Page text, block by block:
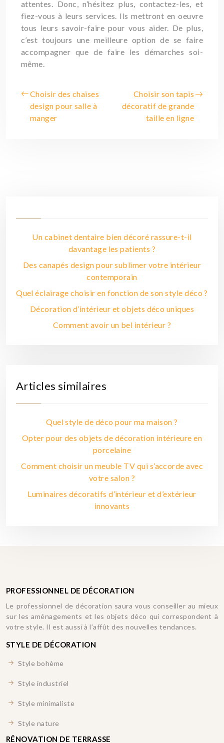
attentes. Donc, n’hésitez plus, contactez-les, et
fiez-vous à leurs services. Ils mettront en oeuvre
tous leurs savoir-faire pour vous aider. De plus,
c’est toujours une meilleure option de se faire
accompagner que de faire les démarches soi-
même.
Choisir des chaises
design pour salle à
manger
Choisir son tapis
décoratif de grande
taille en ligne
Un cabinet dentaire bien décoré rassure-t-il
davantage les patients ?
Des canapés design pour sublimer votre intérieur
contemporain
Quel éclairage choisir en fonction de son style déco ?
Décoration d’intérieur et objets déco uniques
Comment avoir un bel intérieur ?
Articles similaires
Quel style de déco pour ma maison ?
Opter pour des objets de décoration intérieure en
porcelaine
Comment choisir un meuble TV qui s’accorde avec
votre salon ?
Luminaires décoratifs d’intérieur et d’extérieur
innovants
PROFESSIONNEL DE DÉCORATION
Le professionnel de décoration saura vous conseiller au mieux
sur les aménagements et les objets déco qui correspondent à
votre style. Il est aussi à l’affût des nouvelles tendances.
STYLE DE DÉCORATION
Style bohème
Style industriel
Style minimaliste
Style nature
RÉNOVATION DE TERRASSE